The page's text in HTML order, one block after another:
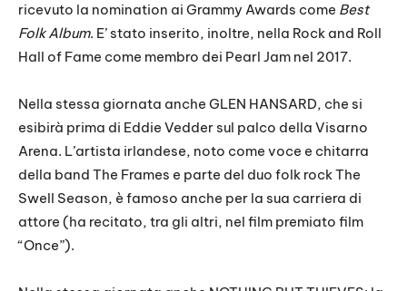
ricevuto la nomination ai Grammy Awards come Best
Folk Album. E’ stato inserito, inoltre, nella Rock and Roll
Hall of Fame come membro dei Pearl Jam nel 2017.
Nella stessa giornata anche GLEN HANSARD, che si
esibirà prima di Eddie Vedder sul palco della Visarno
Arena. L’artista irlandese, noto come voce e chitarra
della band The Frames e parte del duo folk rock The
Swell Season, è famoso anche per la sua carriera di
attore (ha recitato, tra gli altri, nel film premiato film
“Once”).